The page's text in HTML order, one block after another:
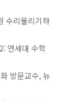
수리물리기하
연세대 수학
방문교수, 뉴